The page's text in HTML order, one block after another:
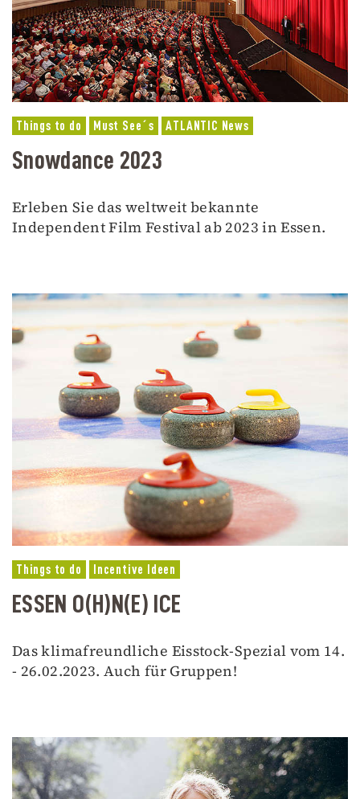
Things to do Must See´s ATLANTIC News
Snowdance 2023
Erleben Sie das weltweit bekannte
Independent Film Festival ab 2023 in Essen.
Things to do Incentive Ideen
ESSEN O(H)N(E) ICE
Das klimafreundliche Eisstock-Spezial vom 14.
- 26.02.2023. Auch für Gruppen!